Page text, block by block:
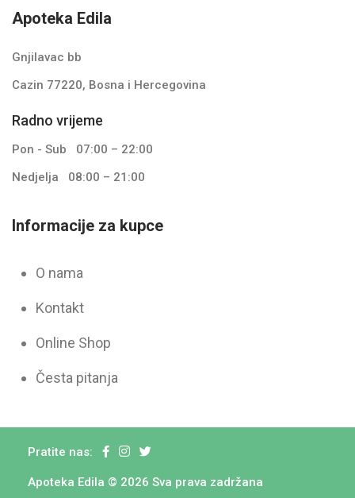
VICHY
VITABIOTICS
ZADA Pharmaceuticals
Apoteka Edila
Gnjilavac bb
Cazin 77220, Bosna i Hercegovina
Radno vrijeme
Pon - Sub
07:00 – 22:00
Nedjelja 08:00 – 21:00
Informacije za kupce
O nama
Kontakt
Online Shop
Česta pitanja
Pratite nas:
Apoteka Edila © 2026 Sva prava zadržana